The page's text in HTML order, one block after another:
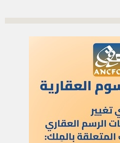
الاخبارية